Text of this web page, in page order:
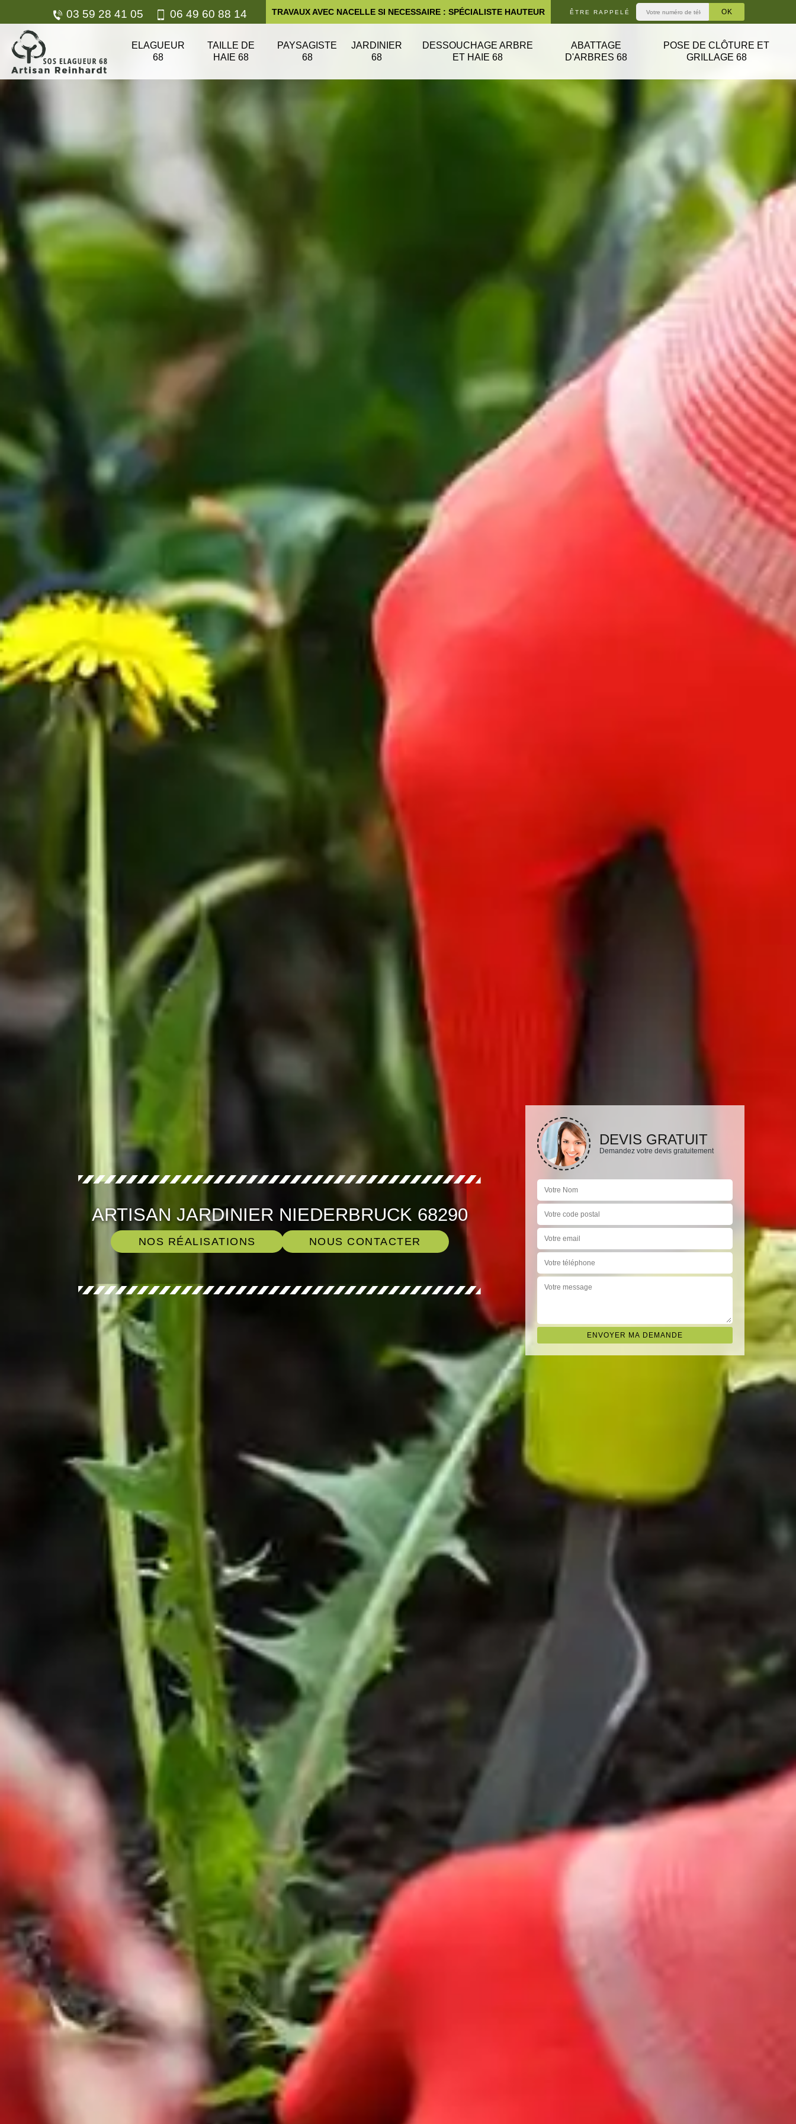
03 59 28 41 05 06 49 60 88 14 TRAVAUX AVEC NACELLE SI NECESSAIRE : SPÉCIALISTE HAUTEUR ÊTRE RAPPELÉ
ELAGUEUR
68
TAILLE DE
HAIE 68
PAYSAGISTE
68
JARDINIER
68
DESSOUCHAGE ARBRE
ET HAIE 68
ABATTAGE
D'ARBRES 68
POSE DE CLÔTURE ET
GRILLAGE 68
ARTISAN JARDINIER NIEDERBRUCK 68290
NOS RÉALISATIONS NOUS CONTACTER
DEVIS GRATUIT
Demandez votre devis gratuitement